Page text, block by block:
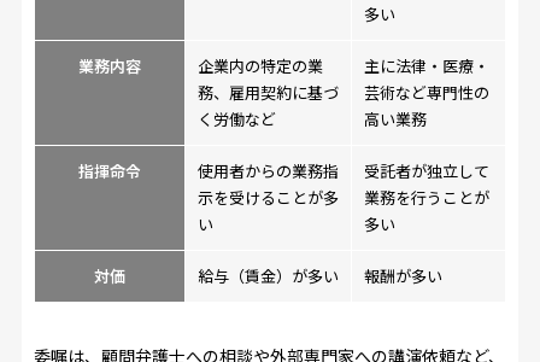
多い
業務内容
企業内の特定の業
務、雇用契約に基づ
く労働など
主に法律・医療・
芸術など専門性の
高い業務
指揮命令
使用者からの業務指
示を受けることが多
い
受託者が独立して
業務を行うことが
多い
対価 給与（賃金）が多い 報酬が多い
委嘱は、顧問弁護士への相談や外部専門家への講演依頼など、